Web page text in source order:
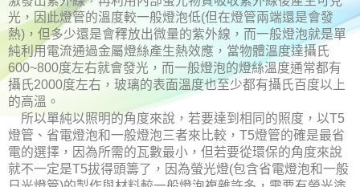
光，因此燈管的溫度較一般燈泡低(但在燈管兩端還是會發
熱) ，但多少還是會釋放出微量的紫外線，而一般燈泡就是單
純利用電流通過金屬燈絲產生熱效應，當物體溫度達攝氏
600~800度左右就會發光，而一般燈泡的燈絲溫度通常都有
攝氏2000度左右，玻璃的表面溫度也至少都有攝氏百度以上
的高溫。
所以單純以照明的角度來說，若要達到相同的照度，以T5
燈管、省電燈泡和一般燈泡三者來比較， T5燈管的確是最省
電的選擇，因為所需的瓦數最小，但若要從環保的角度來說
就不一定是T5拔得頭籌了，因為螢光燈(包含省電燈泡和一般